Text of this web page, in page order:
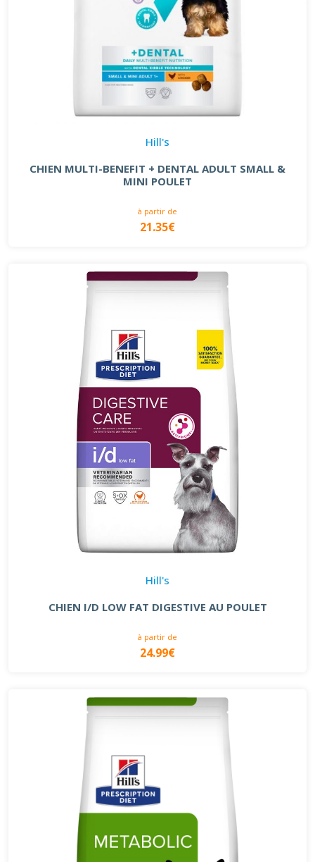
Hill's
CHIEN MULTI-BENEFIT + DENTAL ADULT SMALL &
MINI POULET
à partir de
21.35€
Hill's
CHIEN I/D LOW FAT DIGESTIVE AU POULET
à partir de
24.99€